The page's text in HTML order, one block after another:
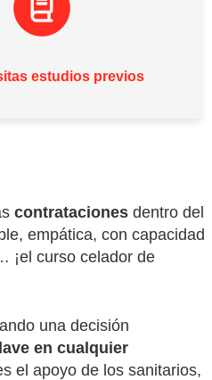
estudios previos
contratacionesdentro del
empática, con capacidad
¡el curso celador de
una decisión
en cualquier
el apoyo de los sanitarios,